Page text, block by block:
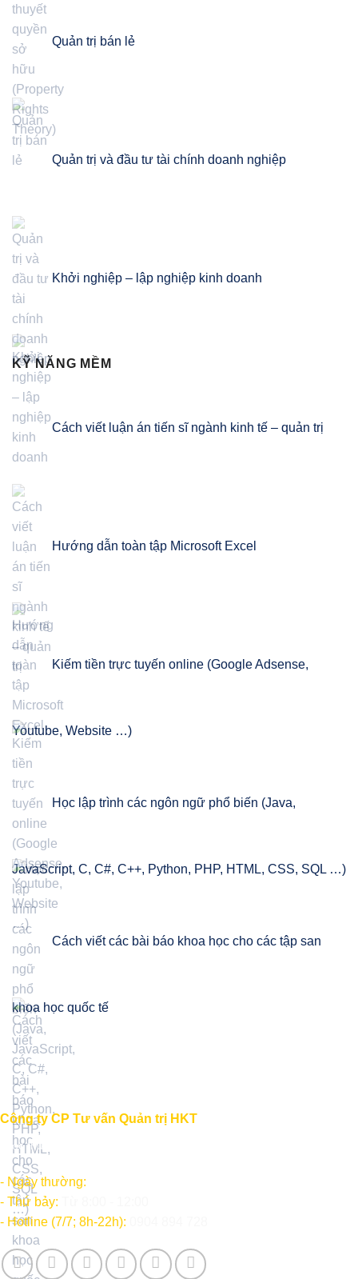
Quản trị bán lẻ
Quản trị và đầu tư tài chính doanh nghiệp
Khởi nghiệp – lập nghiệp kinh doanh
KỸ NĂNG MỀM
Cách viết luận án tiến sĩ ngành kinh tế – quản trị
Hướng dẫn toàn tập Microsoft Excel
Kiếm tiền trực tuyến online (Google Adsense,
Youtube, Website …)
Học lập trình các ngôn ngữ phổ biến (Java,
JavaScript, C, C#, C++, Python, PHP, HTML, CSS, SQL …)
Cách viết các bài báo khoa học cho các tập san
khoa học quốc tế
Công ty CP Tư vấn Quản trị HKT
"Học thức - Kinh nghiệm - Thành công"
- Ngày thường:
- Thứ bảy:
- Hotline (7/7; 8h-22h):